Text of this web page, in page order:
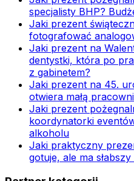
specjalisty BHP?
Jaki prezent
fotografować
Jaki prezent na
dentystki, która po
z gabinetem?
Jaki prezent na 45.
otwiera małą
Jaki prezent
koordynatorki
alkoholu
Jaki praktyczny
gotuje, ale ma